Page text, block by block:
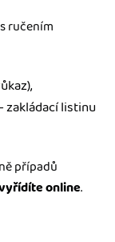
ručením
zakládací listinu
případů
online.